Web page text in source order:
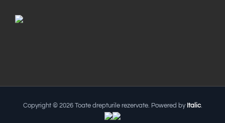
Copyright © 2026 Toate drepturile rezervate. Powered by Italic.